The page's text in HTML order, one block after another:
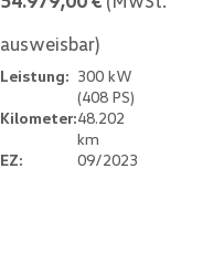
ausweisbar)
Leistung: 300 kW
(408 PS)
Kilometer:48.202
km
EZ:
09/2023